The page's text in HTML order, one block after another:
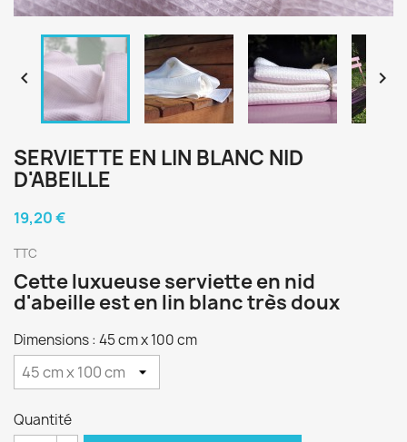
 
SERVIETTE EN LIN BLANC NID
D'ABEILLE
19,20 €
TTC
Cette luxueuse serviette en nid
d'abeille est en lin blanc très doux
Dimensions : 45 cm x 100 cm
Quantité